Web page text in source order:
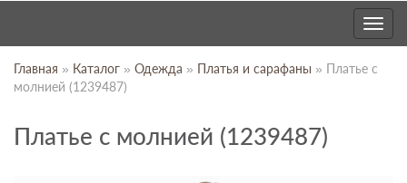
Toggle
Главная » Каталог » Одежда » Платья и сарафаны » Платье с
молнией (1239487)
Платье с молнией (1239487)